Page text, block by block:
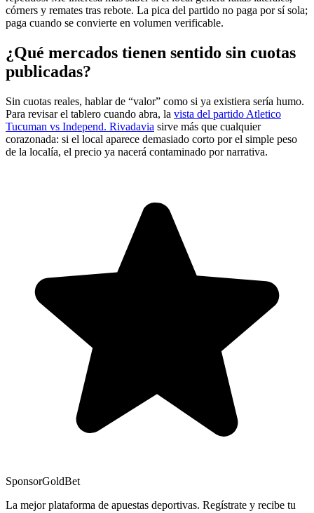
córners y remates tras rebote. La pica del partido no paga por sí sola;
paga cuando se convierte en volumen verificable.
¿Qué mercados tienen sentido sin cuotas
publicadas?
Sin cuotas reales, hablar de “valor” como si ya existiera sería humo.
Para revisar el tablero cuando abra, la vista del partido Atletico
Tucuman vs Independ. Rivadavia sirve más que cualquier
corazonada: si el local aparece demasiado corto por el simple peso
de la localía, el precio ya nacerá contaminado por narrativa.
SponsorGoldBet
La mejor plataforma de apuestas deportivas. Regístrate y recibe tu